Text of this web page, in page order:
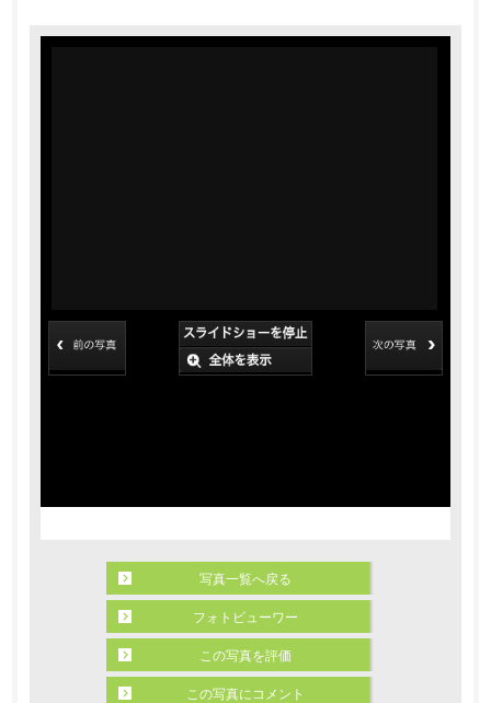
写真一覧へ戻る
フォトビューワー
この写真を評価
この写真にコメント